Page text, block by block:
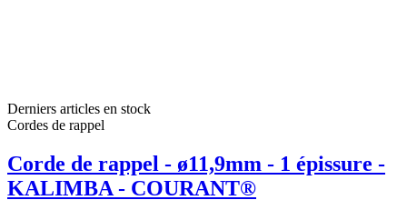
Derniers articles en stock
Cordes de rappel
Corde de rappel - ø11,9mm - 1 épissure -
KALIMBA - COURANT®